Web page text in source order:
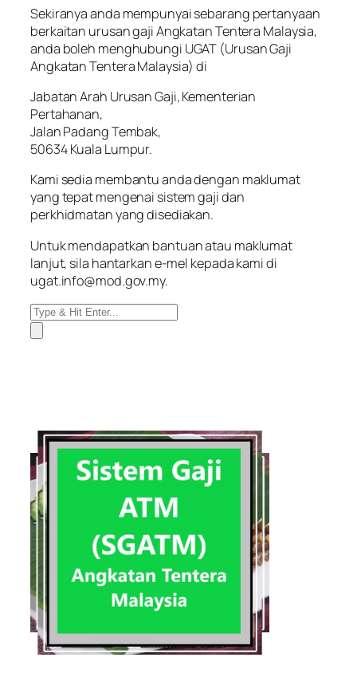
Sekiranya anda mempunyai sebarang pertanyaan
berkaitan urusan gaji Angkatan Tentera Malaysia,
anda boleh menghubungi UGAT (Urusan Gaji
Angkatan Tentera Malaysia) di
Jabatan Arah Urusan Gaji, Kementerian
Pertahanan,
Jalan Padang Tembak,
50634 Kuala Lumpur.
Kami sedia membantu anda dengan maklumat
yang tepat mengenai sistem gaji dan
perkhidmatan yang disediakan.
Untuk mendapatkan bantuan atau maklumat
lanjut, sila hantarkan e-mel kepada kami di
ugat.info@mod.gov.my.